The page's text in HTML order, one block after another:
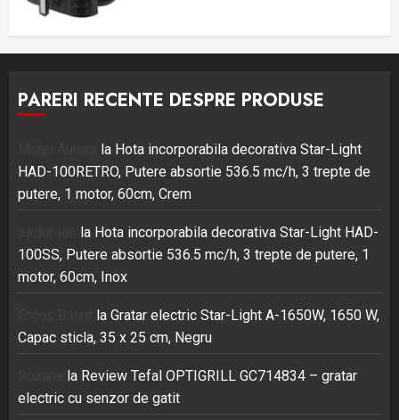
PARERI RECENTE DESPRE PRODUSE
la Hota incorporabila decorativa Star-Light
HAD-100RETRO, Putere absortie 536.5 mc/h, 3 trepte de
putere, 1 motor, 60cm, Crem
la Hota incorporabila decorativa Star-Light HAD-
100SS, Putere absortie 536.5 mc/h, 3 trepte de putere, 1
motor, 60cm, Inox
la Gratar electric Star-Light A-1650W, 1650 W,
Capac sticla, 35 x 25 cm, Negru
la Review Tefal OPTIGRILL GC714834 – gratar
electric cu senzor de gatit